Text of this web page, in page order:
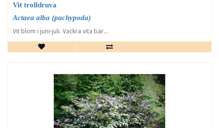
Vit trolldruva
Actaea alba (pachypoda)
Vit blom i juni-juli. Vackra vita bär...